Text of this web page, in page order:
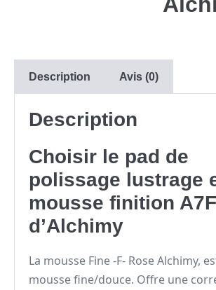
Description Avis (0)
Description
Choisir le pad de
polissage lustrage
mousse finition A7F
d’Alchimy
La mousse Fine -F- Rose Alchimy,
mousse fine/douce. Offre une